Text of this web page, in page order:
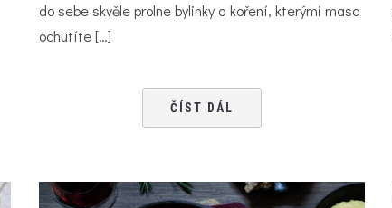
do sebe skvěle prolne bylinky a koření, kterými maso
ochutíte […]
ČÍST DÁL